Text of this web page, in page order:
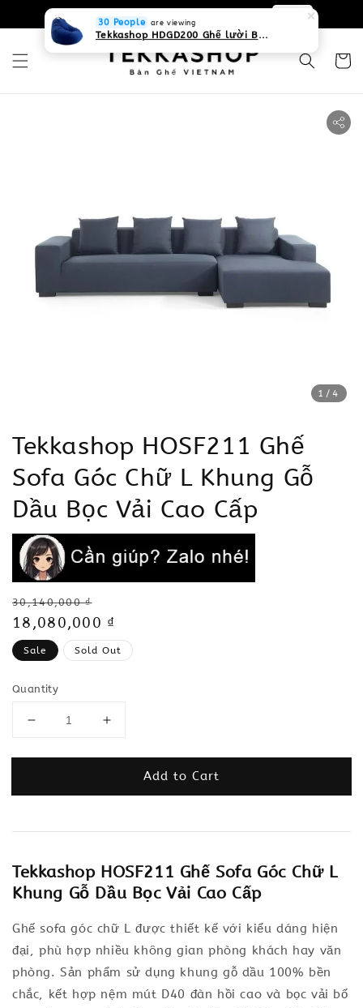
0931268840 Liên hệ với chúng tôi
1 /4
Tekkashop HOSF211 Ghế
Sofa Góc Chữ L Khung Gỗ
Dầu Bọc Vải Cao Cấp
Regular
price
30,140,000 ₫
Sale
price
18,080,000 ₫
Sale Sold Out
Quantity
Add to Cart
Tekkashop HOSF211 Ghế Sofa Góc Chữ L
Khung Gỗ Dầu Bọc Vải Cao Cấp
Ghế sofa góc chữ L được thiết kế với kiểu dáng hiện
đại, phù hợp nhiều không gian phòng khách hay văn
phòng. Sản phẩm sử dụng khung gỗ dầu 100% bền
chắc, kết hợp nệm mút D40 đàn hồi cao và bọc vải bố
30 People are viewing
Tekkashop HDGD200 Ghế lười Beanbag form truyền thống, chất liệu Olefin canvas kháng nước, màu xanh biển, có thể sử dụng trong nhà và cả ngoài trời, có quai xách